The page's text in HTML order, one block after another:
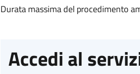
Durata massima del procedimento
Accedi al